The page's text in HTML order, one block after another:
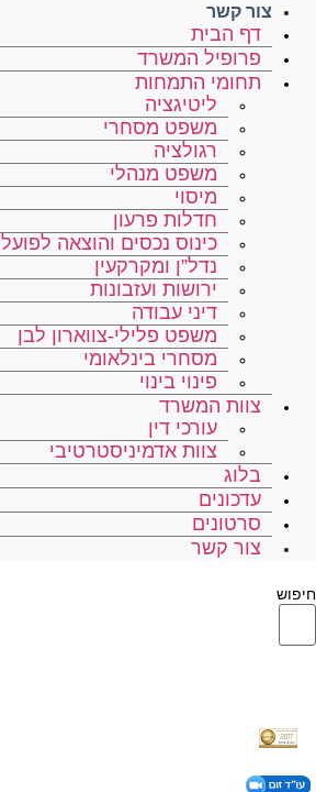
צור קשר
דף הבית
פרופיל המשרד
תחומי התמחות
ליטיגציה
משפט מסחרי
רגולציה
משפט מנהלי
מיסוי
חדלות פרעון
כינוס נכסים והוצאה לפועל
נדל”ן ומקרקעין
ירושות ועזבונות
דיני עבודה
משפט פלילי-צווארון לבן
מסחרי בינלאומי
פינוי בינוי
צוות המשרד
עורכי דין
צוות אדמיניסטרטיבי
בלוג
עדכונים
סרטונים
צור קשר
חיפוש